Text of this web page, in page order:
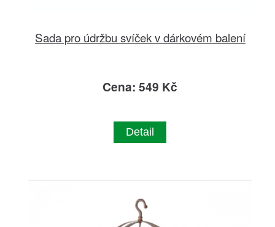
Sada pro údržbu svíček v dárkovém balení
Cena: 549 Kč
Detail